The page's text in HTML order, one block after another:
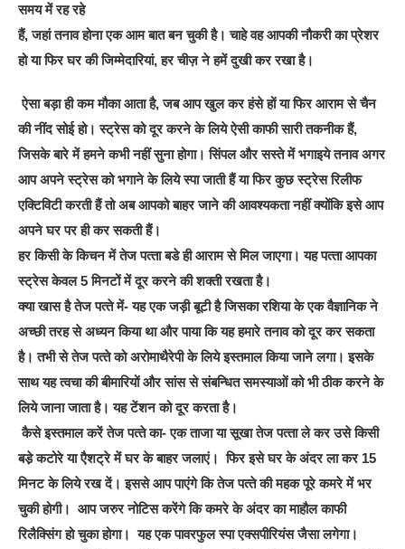
समय में रह रहे
हैं, जहां तनाव होना एक आम बात बन चुकी है। चाहे वह आपकी नौकरी का प्रेशर
हो या फिर घर की जिम्‍मेदारियां, हर चीज़ ने हमें दुखी कर रखा है।
ऐसा बड़ा ही कम मौका आता है, जब आप खुल कर हंसे हों या फिर आराम से चैन
की नींद सोई हो। स्‍ट्रेस को दूर करने के लिये ऐसी काफी सारी तकनीक हैं,
जिसके बारे में हमने कभी नहीं सुना होगा। सिंपल और सस्‍ते में भगाइये तनाव अगर
आप अपने स्‍ट्रेस को भगाने के लिये स्‍पा जाती हैं या फिर कुछ स्‍ट्रेस रिलीफ
एक्‍टिविटी करती हैं तो अब आपको बाहर जाने की आवश्‍यकता नहीं क्‍योंकि इसे आप
अपने घर पर ही कर सकती हैं।
हर किसी के किचन में तेज पत्‍ता बडे ही आराम से मिल जाएगा। यह पत्‍ता आपका
स्‍ट्रेस केवल 5 मिनटों में दूर करने की शक्‍ती रखता है।
क्‍या खास है तेज पत्‍ते में- यह एक जड़ी बूटी है जिसका रशिया के एक वैज्ञानिक ने
अच्‍छी तरह से अध्‍यन किया था और पाया कि यह हमारे तनाव को दूर कर सकता
है। तभी से तेज पत्‍ते को अरोमाथैरेपी के लिये इस्‍तमाल किया जाने लगा। इसके
साथ यह त्‍वचा की बीमारियों और सांस से संबन्‍धित समस्‍याओं को भी ठीक करने के
लिये जाना जाता है। यह टेंशन को दूर करता है।
कैसे इस्‍तमाल करें तेज पत्‍ते का- एक ताजा या सूखा तेज पत्‍ता ले कर उसे किसी
बडे़ कटोरे या एैशट्रे में घर के बाहर जलाएं। फिर इसे घर के अंदर ला कर 15
मिनट के लिये रख दें। इससे आप पाएंगे कि तेज पत्‍ते की महक पूरे कमरे में भर
चुकी होगी। आप जरुर नोटिस करेंगे कि कमरे के अंदर का माहौल काफी
रिलैक्‍सिंग हो चुका होगा। यह एक पावरफुल स्‍पा एक्‍सपीरियंस जैसा लगेगा।